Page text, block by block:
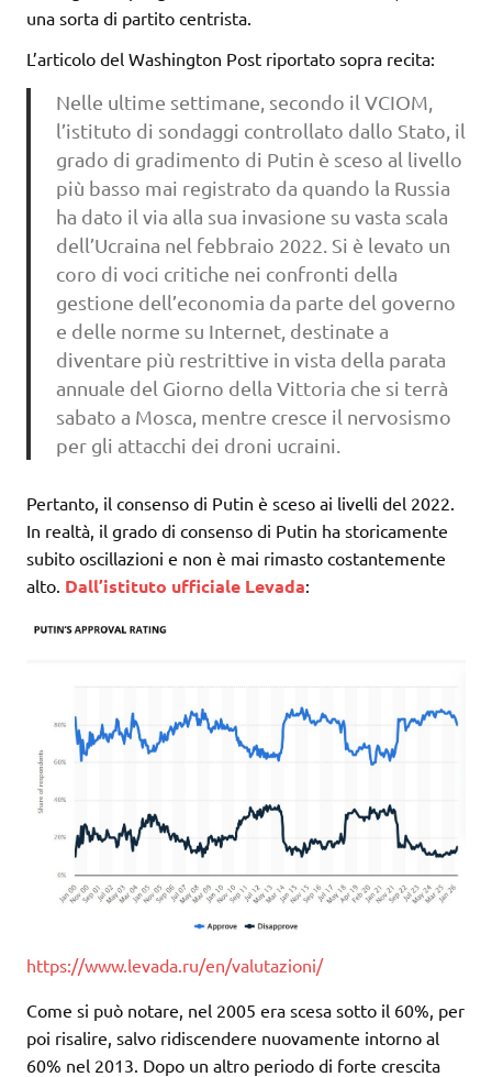
una sorta di partito centrista.
L’articolo del Washington Post riportato sopra recita:
Nelle ultime settimane, secondo il VCIOM,
l’istituto di sondaggi controllato dallo Stato, il
grado di gradimento di Putin è sceso al livello
più basso mai registrato da quando la Russia
ha dato il via alla sua invasione su vasta scala
dell’Ucraina nel febbraio 2022. Si è levato un
coro di voci critiche nei confronti della
gestione dell’economia da parte del governo
e delle norme su Internet, destinate a
diventare più restrittive in vista della parata
annuale del Giorno della Vittoria che si terrà
sabato a Mosca, mentre cresce il nervosismo
per gli attacchi dei droni ucraini.
Pertanto, il consenso di Putin è sceso ai livelli del 2022.
In realtà, il grado di consenso di Putin ha storicamente
subito oscillazioni e non è mai rimasto costantemente
alto. Dall’istituto ufficiale Levada:
https://www.levada.ru/en/valutazioni/
Come si può notare, nel 2005 era scesa sotto il 60%, per
poi risalire, salvo ridiscendere nuovamente intorno al
60% nel 2013. Dopo un altro periodo di forte crescita